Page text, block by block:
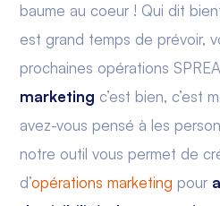
baume au coeur ! Qui dit
est grand temps de prévoir,
prochaines opérations
marketing c’est bien, c’est
avez-vous pensé à les
notre outil vous permet de
d’opérations marketing pour